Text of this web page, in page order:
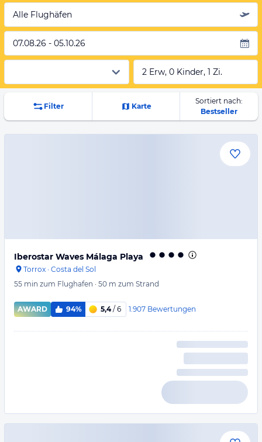
Alle Flughäfen
07.08.26 - 05.10.26
2 Erw, 0 Kinder, 1 Zi.
Filter Karte
Sortiert nach:
Bestseller
Iberostar Waves Málaga Playa
Torrox · Costa del Sol
55 min zum Flughafen · 50 m zum Strand
AWARD 94% 5,4/ 6 1.907 Bewertungen